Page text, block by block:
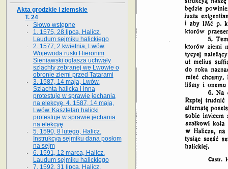
Akta grodzkie i ziemskie
T. 24
Słowo wstępne
1. 1575, 28 lipca, Halicz.
Laudum sejmiku halickiego
2. 1577, 2 kwietnia, Lwów.
Wojewoda ruski Hieronim
Sieniawski ogłasza uchwały
szlachty zebranej we Lwowie o
obronie ziemi przed Tatarami
3. 1587, 14 maja, Lwów.
Szlachta halicka i inna
protestuje w sprawie jechania
na elekcyę. 4. 1587, 14 maja,
Lwów. Kasztelan halicki
protestuje w sprawie jechania
na elekcyę
5. 1590, 8 lutego, Halicz.
Instrukcya sejmiku dana posłom
na sejm
6. 1591, 12 marca, Halicz.
Laudum sejmiku halickiego
7. 1592, 31 lipca, Halicz.